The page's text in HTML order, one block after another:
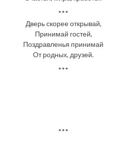
***
Дверь скорее открывай,
Принимай гостей,
Поздравленья принимай
От родных, друзей.
***
***